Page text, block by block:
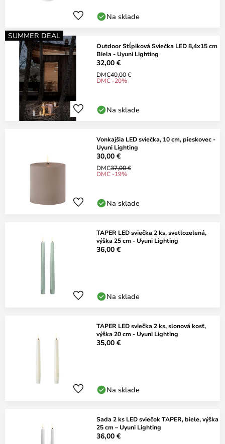
Na sklade
SUMMER DEAL
Outdoor Stĺpiková Sviečka LED 8,4x15 cm
Biela - Uyuni Lighting
32,00 €
DMC40,00 €
DMC -20%
Na sklade
Vonkajšia LED sviečka, 10 cm, pieskovec -
Uyuni Lighting
30,00 €
DMC37,00 €
DMC -19%
Na sklade
TAPER LED sviečka 2 ks, svetlozelená,
výška 25 cm - Uyuni Lighting
36,00 €
Na sklade
TAPER LED sviečka 2 ks, slonová kosť,
výška 20 cm - Uyuni Lighting
35,00 €
Na sklade
Sada 2 ks LED sviečok TAPER, biele, výška
25 cm – Uyuni Lighting
36,00 €